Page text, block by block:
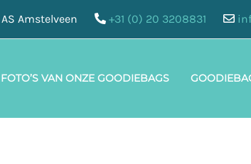
Amstelveen +31 (0) 20 3208831
FOTO’S VAN ONZE GOODIEBAGS